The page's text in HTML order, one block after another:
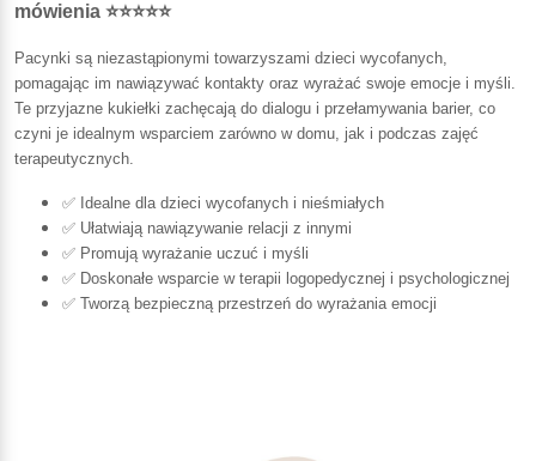
mówienia ⭐⭐⭐⭐⭐
Pacynki są niezastąpionymi towarzyszami dzieci wycofanych,
pomagając im nawiązywać kontakty oraz wyrażać swoje emocje i myśli.
Te przyjazne kukiełki zachęcają do dialogu i przełamywania barier, co
czyni je idealnym wsparciem zarówno w domu, jak i podczas zajęć
terapeutycznych.
✅ Idealne dla dzieci wycofanych i nieśmiałych
✅ Ułatwiają nawiązywanie relacji z innymi
✅ Promują wyrażanie uczuć i myśli
✅ Doskonałe wsparcie w terapii logopedycznej i psychologicznej
✅ Tworzą bezpieczną przestrzeń do wyrażania emocji